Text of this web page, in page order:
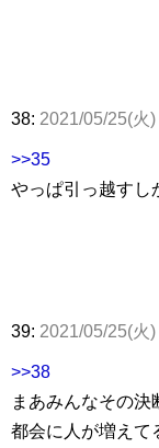
38: 2021/05/25(火
>>35
やっぱ引っ越すし
39: 2021/05/25(火
>>38
まあみんなその
都会に人が増えて